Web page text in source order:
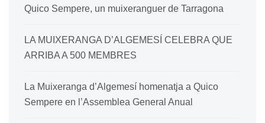
Quico Sempere, un muixeranguer de Tarragona
LA MUIXERANGA D’ALGEMESÍ CELEBRA QUE
ARRIBA A 500 MEMBRES
La Muixeranga d’Algemesí homenatja a Quico
Sempere en l’Assemblea General Anual